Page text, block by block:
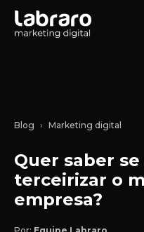
Blog Marketing digital
Quer saber
terceirizar o
empresa?